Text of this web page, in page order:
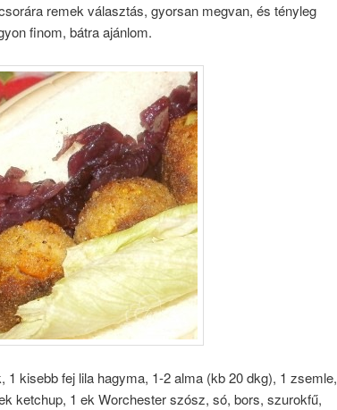
remek választás, gyorsan megvan, és tényleg
finom, bátra ajánlom.
1 kisebb fej lila hagyma, 1-2 alma (kb 20 dkg), 1 zsemle,
ketchup, 1 ek Worchester szósz, só, bors, szurokfű,